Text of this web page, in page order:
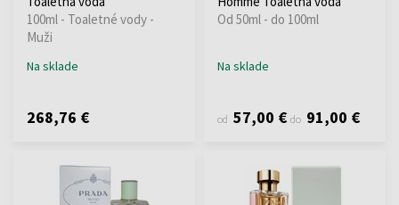
100ml - Toaletné vody -
Muži
Na sklade
268,76 €
Od 50ml - do 100ml
Na sklade
od 57,00 € do 91,00 €